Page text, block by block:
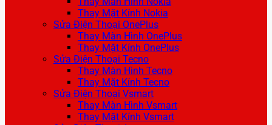
Thay Mặt Kính Nokia
Sửa Điện Thoại OnePlus
Thay Màn Hình OnePlus
Thay Mặt Kính OnePlus
Sửa Điện Thoại Tecno
Thay Màn Hình Tecno
Thay Mặt Kính Tecno
Sửa Điện Thoại Vsmart
Thay Màn Hình Vsmart
Thay Mặt Kính Vsmart